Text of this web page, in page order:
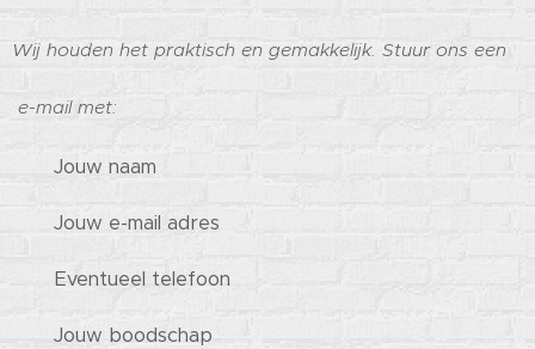
Wij houden het praktisch en gemakkelijk. Stuur ons een
e-mail met:
Jouw naam
Jouw e-mail adres
Eventueel telefoon
Jouw boodschap